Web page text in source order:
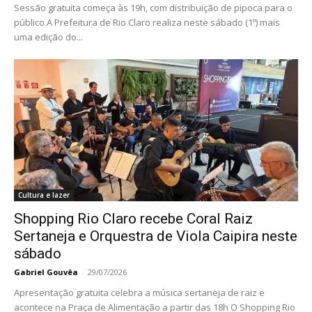
Sessão gratuita começa às 19h, com distribuição de pipoca para o
público A Prefeitura de Rio Claro realiza neste sábado (1º) mais
uma edição do...
Cultura e lazer
Shopping Rio Claro recebe Coral Raiz
Sertaneja e Orquestra de Viola Caipira neste
sábado
Gabriel Gouvêa - 29/07/2026
Apresentação gratuita celebra a música sertaneja de raiz e
acontece na Praça de Alimentação a partir das 18h O Shopping Rio